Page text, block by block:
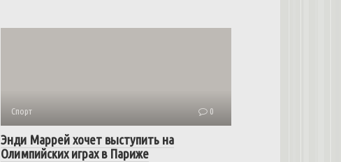
Спорт 0
Энди Маррей хочет выступить на
Олимпийских играх в Париже